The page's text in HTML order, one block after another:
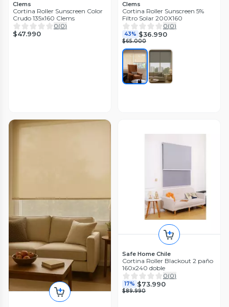
Clems
Cortina Roller Sunscreen Color
Crudo 135x160 Clems
0(0)
$47.990
Clems
Cortina Roller Sunscreen 5%
Filtro Solar 200X160
0(0)
43% $36.990
$65.000
Safe Home Chile
Cortina Roller Blackout 2 paño
160x240 doble
0(0)
17% $73.990
$89.990